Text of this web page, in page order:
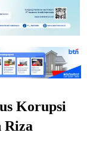
Korupsi
Riza